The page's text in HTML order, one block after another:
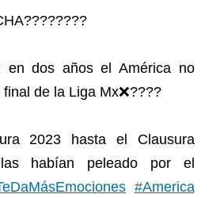
en dos años el América no
de la Liga Mx❌????
2023 hasta el Clausura
habían peleado por el
#America